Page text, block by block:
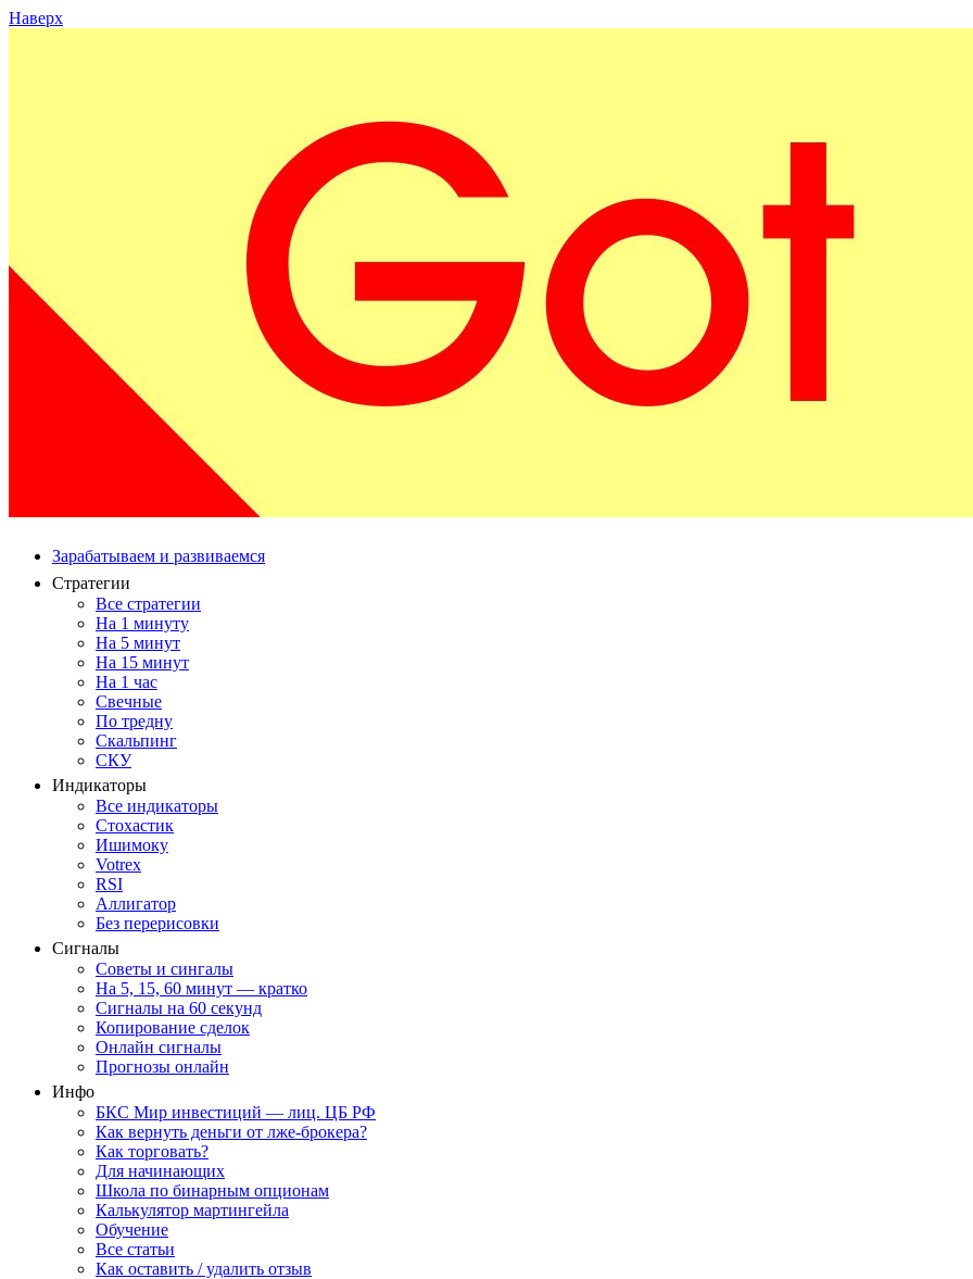
Наверх
Зарабатываем и развиваемся
Стратегии
Все стратегии
На 1 минуту
На 5 минут
На 15 минут
На 1 час
Свечные
По тредну
Скальпинг
СКУ
Индикаторы
Все индикаторы
Стохастик
Ишимоку
Votrex
RSI
Аллигатор
Без перерисовки
Сигналы
Советы и сингалы
На 5, 15, 60 минут — кратко
Сигналы на 60 секунд
Копирование сделок
Онлайн сигналы
Прогнозы онлайн
Инфо
БКС Мир инвестиций — лиц. ЦБ РФ
Как вернуть деньги от лже-брокера?
Как торговать?
Для начинающих
Школа по бинарным опционам
Калькулятор мартингейла
Обучение
Все статьи
Как оставить / удалить отзыв